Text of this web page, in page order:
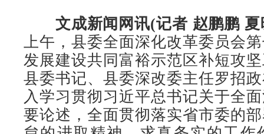
文成新闻网讯(记者 赵鹏鹏
上午，县委全面深化改革委员会
发展建设共同富裕示范区补短攻
县委书记、县委深改委主任罗招
入学习贯彻习近平总书记关于全
要论述，全面贯彻落实省市委的